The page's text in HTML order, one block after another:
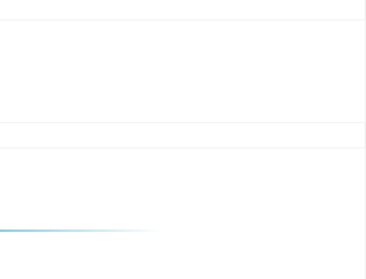
Anak Usia Dini. Jurnal Smart Paud,
Dalam Pelaksanaan Pembelajaran
Pendidikan Anak Usia Dini." Jurnal
51-64.